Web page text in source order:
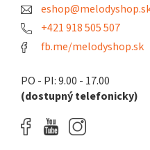
+421 918 505 507
fb.me/melodyshop.sk
PO - PI: 9.00 - 17.00
(dostupný telefonicky)